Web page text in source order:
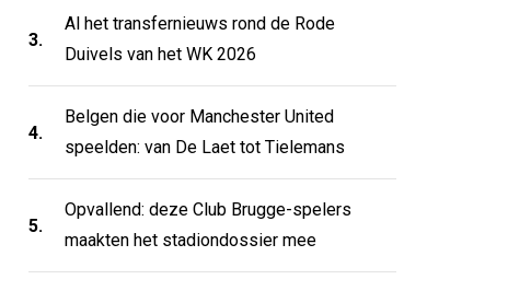
3.
Al het transfernieuws rond de Rode
Duivels van het WK 2026
4.
Belgen die voor Manchester United
speelden: van De Laet tot Tielemans
5.
Opvallend: deze Club Brugge-spelers
maakten het stadiondossier mee